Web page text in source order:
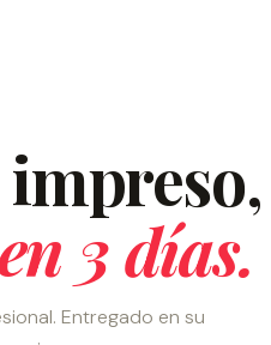
3 días.
Entregado en su